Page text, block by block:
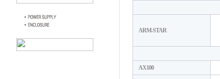
ARM-STAR
AX100